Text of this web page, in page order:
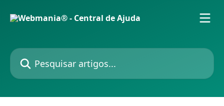
Pesquisar artigos...